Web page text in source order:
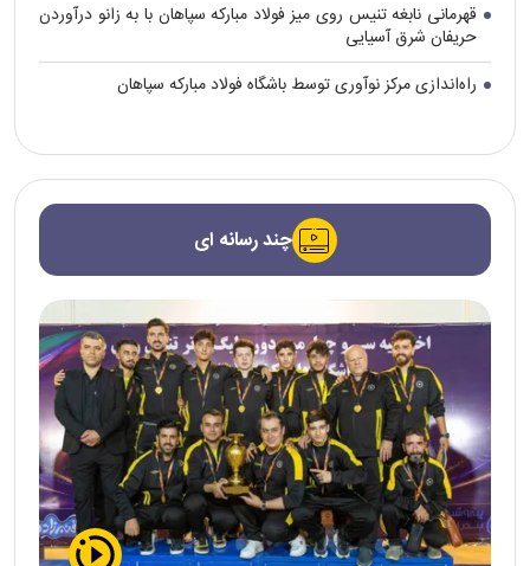
قهرمانی نابغه تنیس روی میز فولاد مبارکه سپاهان با به زانو درآوردن
حریفان شرق آسیایی
راه‌اندازی مرکز نوآوری توسط باشگاه فولاد مبارکه سپاهان
چند رسانه ای